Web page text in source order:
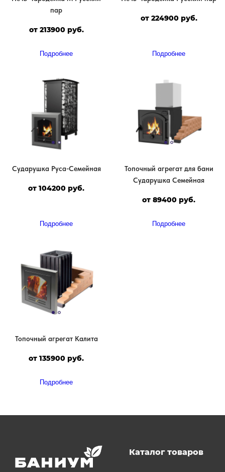
пар
от 213900 руб.
Подробнее
от 224900 руб.
Подробнее
Сударушка Руса-Семейная
от 104200 руб.
Подробнее
Топочный агрегат для бани
Сударушка Семейная
от 89400 руб.
Подробнее
Топочный агрегат Калита
от 135900 руб.
Подробнее
Каталог товаров